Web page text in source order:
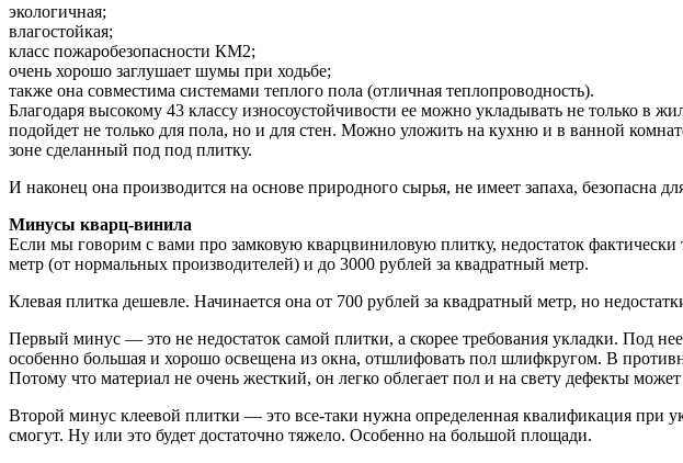
экологичная;
влагостойкая;
класс пожаробезопасности КМ2;
очень хорошо заглушает шумы при ходьбе;
также она совместима системами теплого пола (отличная теплопроводность).
Благодаря высокому 43 классу износоустойчивости ее можно укладывать не только в
подойдет не только для пола, но и для стен. Можно уложить на кухню и в ванной
зоне сделанный под под плитку.
И наконец она производится на основе природного сырья, не имеет запаха, безопасна
Минусы кварц-винила
Если мы говорим с вами про замковую кварцвиниловую плитку, недостаток
метр (от нормальных производителей) и до 3000 рублей за квадратный метр.
Клевая плитка дешевле. Начинается она от 700 рублей за квадратный метр, но
Первый минус — это не недостаток самой плитки, а скорее требования укладки. Под
особенно большая и хорошо освещена из окна, отшлифовать пол шлифкругом. В
Потому что материал не очень жесткий, он легко облегает пол и на свету дефекты
Второй минус клеевой плитки — это все-таки нужна определенная квалификация при
смогут. Ну или это будет достаточно тяжело. Особенно на большой площади.